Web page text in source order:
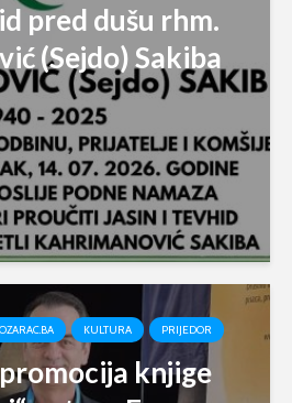
pred dušu rhm.
(Sejdo) Sakiba
KULTURA PRIJEDOR
knjige